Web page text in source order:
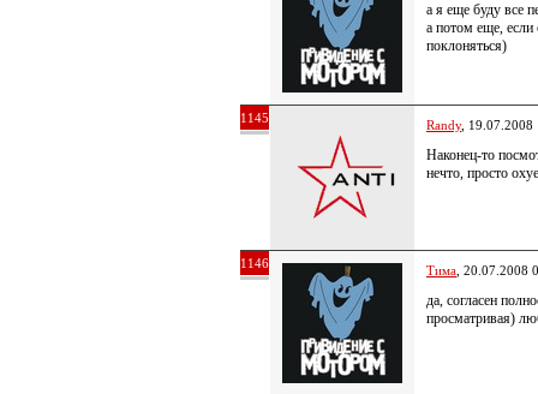
а я еще буду все
а потом еще,
поклоняться)
1145 Randy, 19.07.2008
Наконец-то
нечто, просто
1146 Тима , 20.07.2008
да, согласен
просматривая)